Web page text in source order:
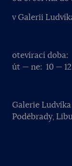
v Galerii
otevírací doba:
út — ne: 10 —
Galerie Ludvíka
Poděbrady,